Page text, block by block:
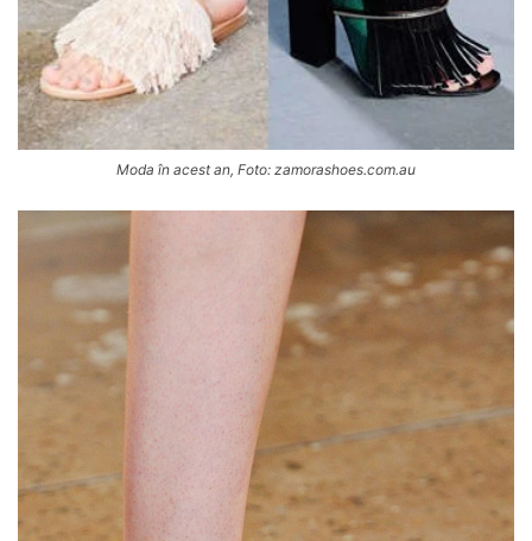
Moda în acest an, Foto: zamorashoes.com.au